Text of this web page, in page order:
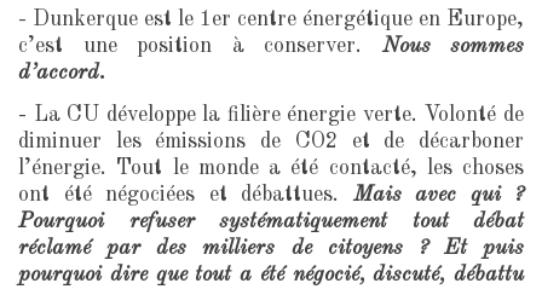
- Dunkerque est le 1er centre énergétique en Europe,
c’est une position à conserver.Nous sommes
d’accord.
- La CU développe la filière énergie verte. Volonté de
diminuer les émissions de CO2 et de décarboner
l’énergie. Tout le monde a été contacté, les choses
ont été négociées et débattues.Mais avec qui ?
Pourquoi refuser systématiquement tout débat
réclamé par des milliers de citoyens ? Et puis
pourquoi dire que tout a été négocié, discuté, débattu